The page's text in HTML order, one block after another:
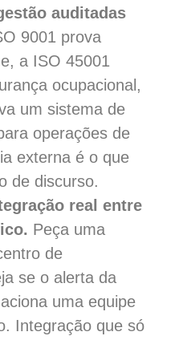
auditadas
9001 prova
a ISO 45001
ocupacional,
um sistema de
operações de
externa é o que
de discurso.
real entre
Peça uma
de
se o alerta da
uma equipe
Integração que só